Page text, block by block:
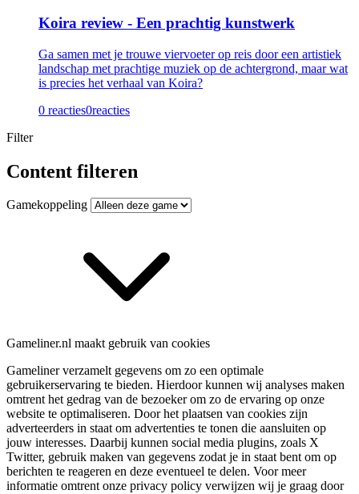
Koira review - Een prachtig kunstwerk
Ga samen met je trouwe viervoeter op reis door een artistiek
landschap met prachtige muziek op de achtergrond, maar wat
is precies het verhaal van Koira?
0 reacties0reacties
Filter
Content filteren
Gamekoppeling
Gameliner.nl maakt gebruik van cookies
Gameliner verzamelt gegevens om zo een optimale
gebruikerservaring te bieden. Hierdoor kunnen wij analyses maken
omtrent het gedrag van de bezoeker om zo de ervaring op onze
website te optimaliseren. Door het plaatsen van cookies zijn
adverteerders in staat om advertenties te tonen die aansluiten op
jouw interesses. Daarbij kunnen social media plugins, zoals X
Twitter, gebruik maken van gegevens zodat je in staat bent om op
berichten te reageren en deze eventueel te delen. Voor meer
informatie omtrent onze privacy policy verwijzen wij je graag door